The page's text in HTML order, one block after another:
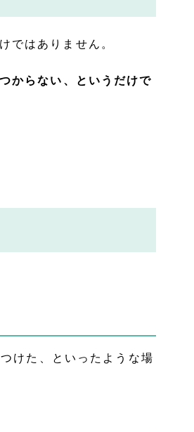
ではありません。
からない、というだけで
けた、といったような場